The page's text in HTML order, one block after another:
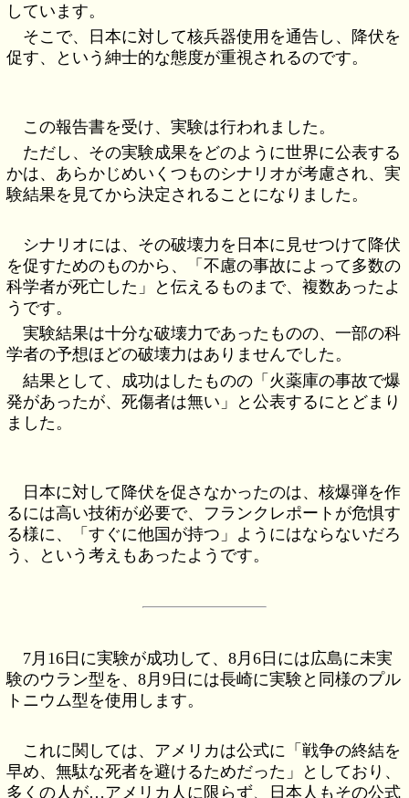
しています。
そこで、日本に対して核兵器使用を通告し、降伏を
促す、という紳士的な態度が重視されるのです。
この報告書を受け、実験は行われました。
ただし、その実験成果をどのように世界に公表する
かは、あらかじめいくつものシナリオが考慮され、実
験結果を見てから決定されることになりました。
シナリオには、その破壊力を日本に見せつけて降伏
を促すためのものから、「不慮の事故によって多数の
科学者が死亡した」と伝えるものまで、複数あったよ
うです。
実験結果は十分な破壊力であったものの、一部の科
学者の予想ほどの破壊力はありませんでした。
結果として、成功はしたものの「火薬庫の事故で爆
発があったが、死傷者は無い」と公表するにとどまり
ました。
日本に対して降伏を促さなかったのは、核爆弾を作
るには高い技術が必要で、フランクレポートが危惧す
る様に、「すぐに他国が持つ」ようにはならないだろ
う、という考えもあったようです。
7月16日に実験が成功して、8月6日には広島に未実
験のウラン型を、8月9日には長崎に実験と同様のプル
トニウム型を使用します。
これに関しては、アメリカは公式に「戦争の終結を
早め、無駄な死者を避けるためだった」としており、
多くの人が…アメリカ人に限らず、日本人もその公式